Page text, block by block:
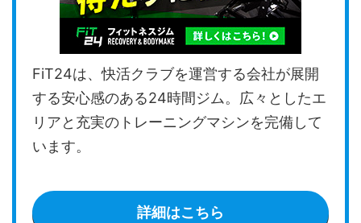
FiT24は、快活クラブを運営する会社が展開
する安心感のある24時間ジム。広々としたエ
リアと充実のトレーニングマシンを完備して
います。
詳細はこちら